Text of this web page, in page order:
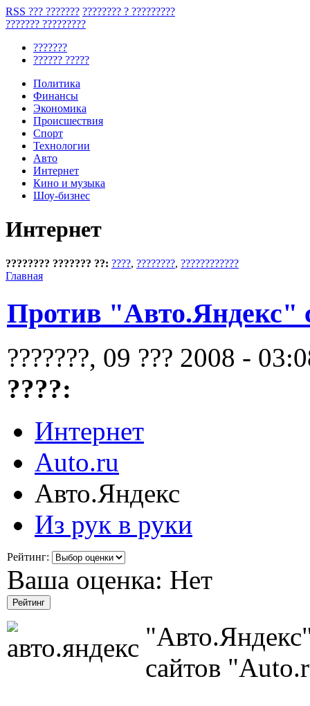
RSS ??? ??????? ???????? ? ?????????
??????? ?????????
???????
?????? ?????
Политика
Финансы
Экономика
Происшествия
Спорт
Технологии
Авто
Интернет
Кино и музыка
Шоу-бизнес
Интернет
???????? ??????? ??: ????, ????????, ????????????
Главная
Против "Авто.Яндекс"
???????, 09 ??? 2008 -
????:
Интернет
Auto.ru
Авто.Яндекс
Из рук в руки
Рейтинг:
Ваша оценка: Нет
сайтов